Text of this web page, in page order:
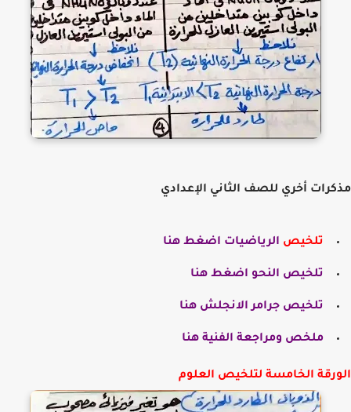
أخري للصف الثاني الإعدادي
تلخيصالرياضيات اضغط هنا
تلخيص النحو اضغط هنا
تلخيص جرامر الانجلش هنا
ملخص ومراجعة الفنية هنا
الخامسة لتلخيص العلوم